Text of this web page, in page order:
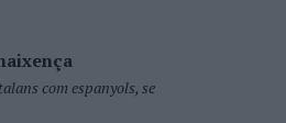
com espanyols, se